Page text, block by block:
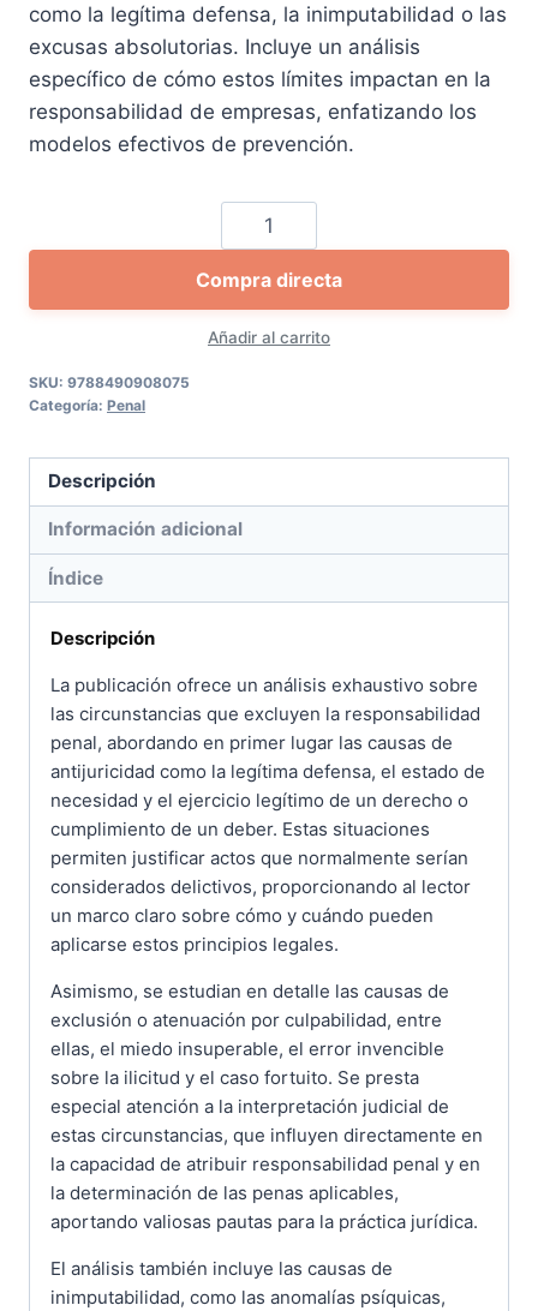
60,32 €.57,30 €.
como la legítima defensa, la inimputabilidad o las
excusas absolutorias. Incluye un análisis
específico de cómo estos límites impactan en la
responsabilidad de empresas, enfatizando los
modelos efectivos de prevención.
La
inimputabilidad
penal
y
otros
criminal
Añadir al carrito
Compra directa
SKU: 9788490908075
Categoría: Penal
Descripción
Información adicional
Índice
Descripción
La publicación ofrece un análisis exhaustivo sobre
las circunstancias que excluyen la responsabilidad
penal, abordando en primer lugar las causas de
antijuricidad como la legítima defensa, el estado de
necesidad y el ejercicio legítimo de un derecho o
cumplimiento de un deber. Estas situaciones
permiten justificar actos que normalmente serían
considerados delictivos, proporcionando al lector
un marco claro sobre cómo y cuándo pueden
aplicarse estos principios legales.
Asimismo, se estudian en detalle las causas de
exclusión o atenuación por culpabilidad, entre
ellas, el miedo insuperable, el error invencible
sobre la ilicitud y el caso fortuito. Se presta
especial atención a la interpretación judicial de
estas circunstancias, que influyen directamente en
la capacidad de atribuir responsabilidad penal y en
la determinación de las penas aplicables,
aportando valiosas pautas para la práctica jurídica.
El análisis también incluye las causas de
inimputabilidad, como las anomalías psíquicas,